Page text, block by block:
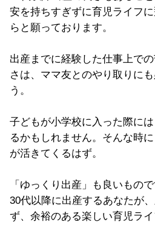
安を持ちすぎずに育児ライフ
らと願っております。
出産までに経験した仕事上で
さは、ママ友とのやり取りに
う。
子どもが小学校に入った際に
るかもしれません。そんな時
が活きてくるはず。
「ゆっくり出産」も良いもので
30代以降に出産するあなたが
ず、余裕のある楽しい育児ラ